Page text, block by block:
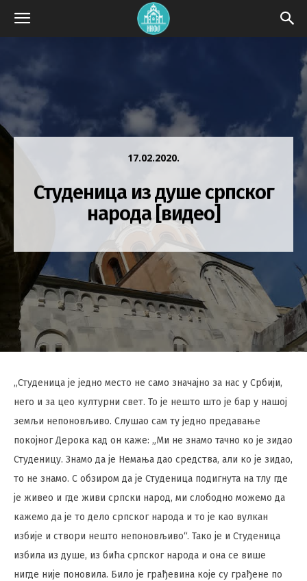
17.02.2020.
Студеница из душе српског
народа [видео]
„Студеница је једно место не само значајно за нас у Србији,
него и за цео културни свет. То је нешто што је бар у нашој
земљи непоновљиво. Слушао сам ту једно предавање
покојног Дерока кад он каже: „Ми не знамо тачно ко је зидао
Студеницу. Знамо да је Немања дао средства, али ко је зидао,
то не знамо. С обзиром да је Студеница подигнута на тлу где
је живео и где живи српски народ, ми слободно можемо да
кажемо да је то дело српског народа и то је као вулкан
избије и створи нешто непоновљиво“. Тако је и Студеница
избила из душе, из бића српског народа и она се више
нигде није поновила. Било је грађевина које су грађене по